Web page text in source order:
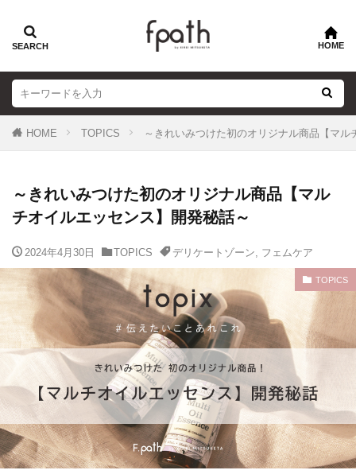
HOME TOPICS ～きれいみつけた初のオリジナル商品【マ
～きれいみつけた初のオリジナル商品【マル
チオイルエッセンス】開発秘話～
2024年4月30日 TOPICS デリケートゾーン, フェムケア
TOPICS